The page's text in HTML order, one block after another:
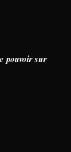
pouvoir sur